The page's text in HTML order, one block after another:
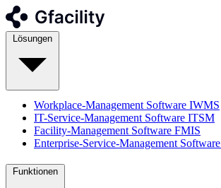
Workplace-Management Software IWMS
IT-Service-Management Software ITSM
Facility-Management Software FMIS
Enterprise-Service-Management Software